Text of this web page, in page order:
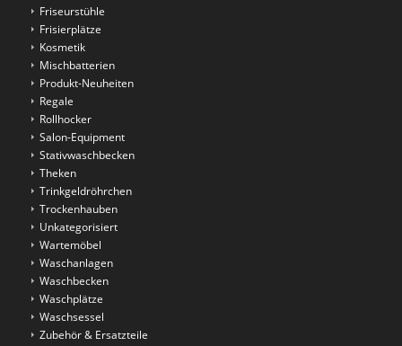
Friseurstühle
Frisierplätze
Kosmetik
Mischbatterien
Produkt-Neuheiten
Regale
Rollhocker
Salon-Equipment
Stativwaschbecken
Theken
Trinkgeldröhrchen
Trockenhauben
Unkategorisiert
Wartemöbel
Waschanlagen
Waschbecken
Waschplätze
Waschsessel
Zubehör & Ersatzteile